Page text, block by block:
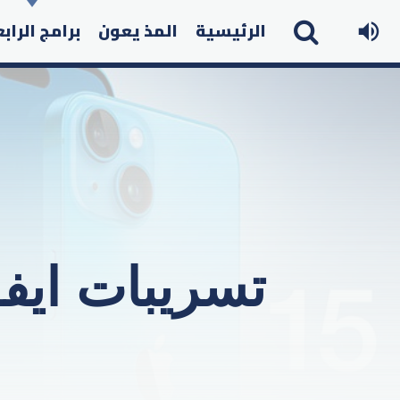
الرئيسية المذ يعون برامج
تسريبات ايفون 15… أخف وزناً